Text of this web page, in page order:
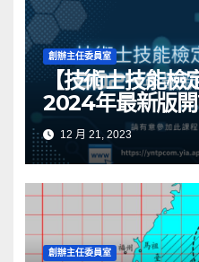
創辦主任委員室
【技術士技能檢
2024年最新版開
12 月 21, 2023
創辦主任委員室